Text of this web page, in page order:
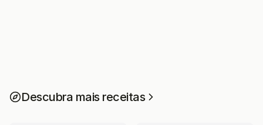
Descubra mais receitas